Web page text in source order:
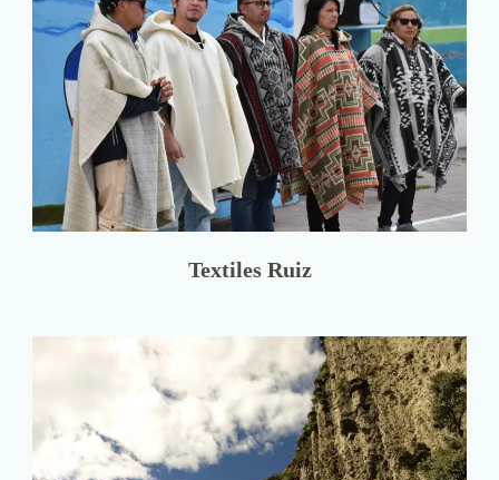
Textiles Ruiz